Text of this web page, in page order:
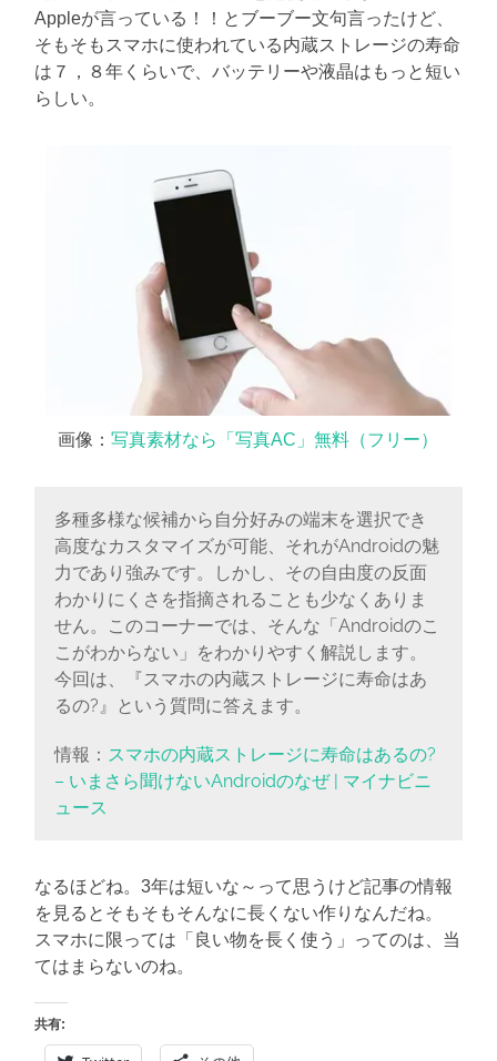
Appleが言っている！！とブーブー文句言ったけど、
そもそもスマホに使われている内蔵ストレージの寿命
は７，８年くらいで、バッテリーや液晶はもっと短い
らしい。
画像：写真素材なら「写真AC」無料（フリー）
多種多様な候補から自分好みの端末を選択でき
高度なカスタマイズが可能、それがAndroidの魅
力であり強みです。しかし、その自由度の反面
わかりにくさを指摘されることも少なくありま
せん。このコーナーでは、そんな「Androidのこ
こがわからない」をわかりやすく解説します。
今回は、『スマホの内蔵ストレージに寿命はあ
るの?』という質問に答えます。
情報： スマホの内蔵ストレージに寿命はあるの?
– いまさら聞けないAndroidのなぜ | マイナビニ
ュース
なるほどね。3年は短いな～って思うけど記事の情報
を見るとそもそもそんなに長くない作りなんだね。
スマホに限っては「良い物を長く使う」ってのは、当
てはまらないのね。
共有: